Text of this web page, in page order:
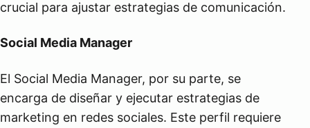
crucial para ajustar estrategias de comunicación.
Social Media Manager
El Social Media Manager, por su parte, se
encarga de diseñar y ejecutar estrategias de
marketing en redes sociales. Este perfil requiere